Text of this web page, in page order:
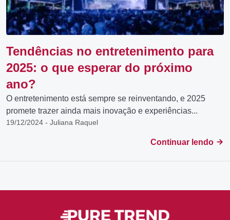
Tendências no entretenimento para
2025: o que esperar do próximo
ano?
O entretenimento está sempre se reinventando, e 2025
promete trazer ainda mais inovação e experiências...
19/12/2024 - Juliana Raquel
Continuar lendo